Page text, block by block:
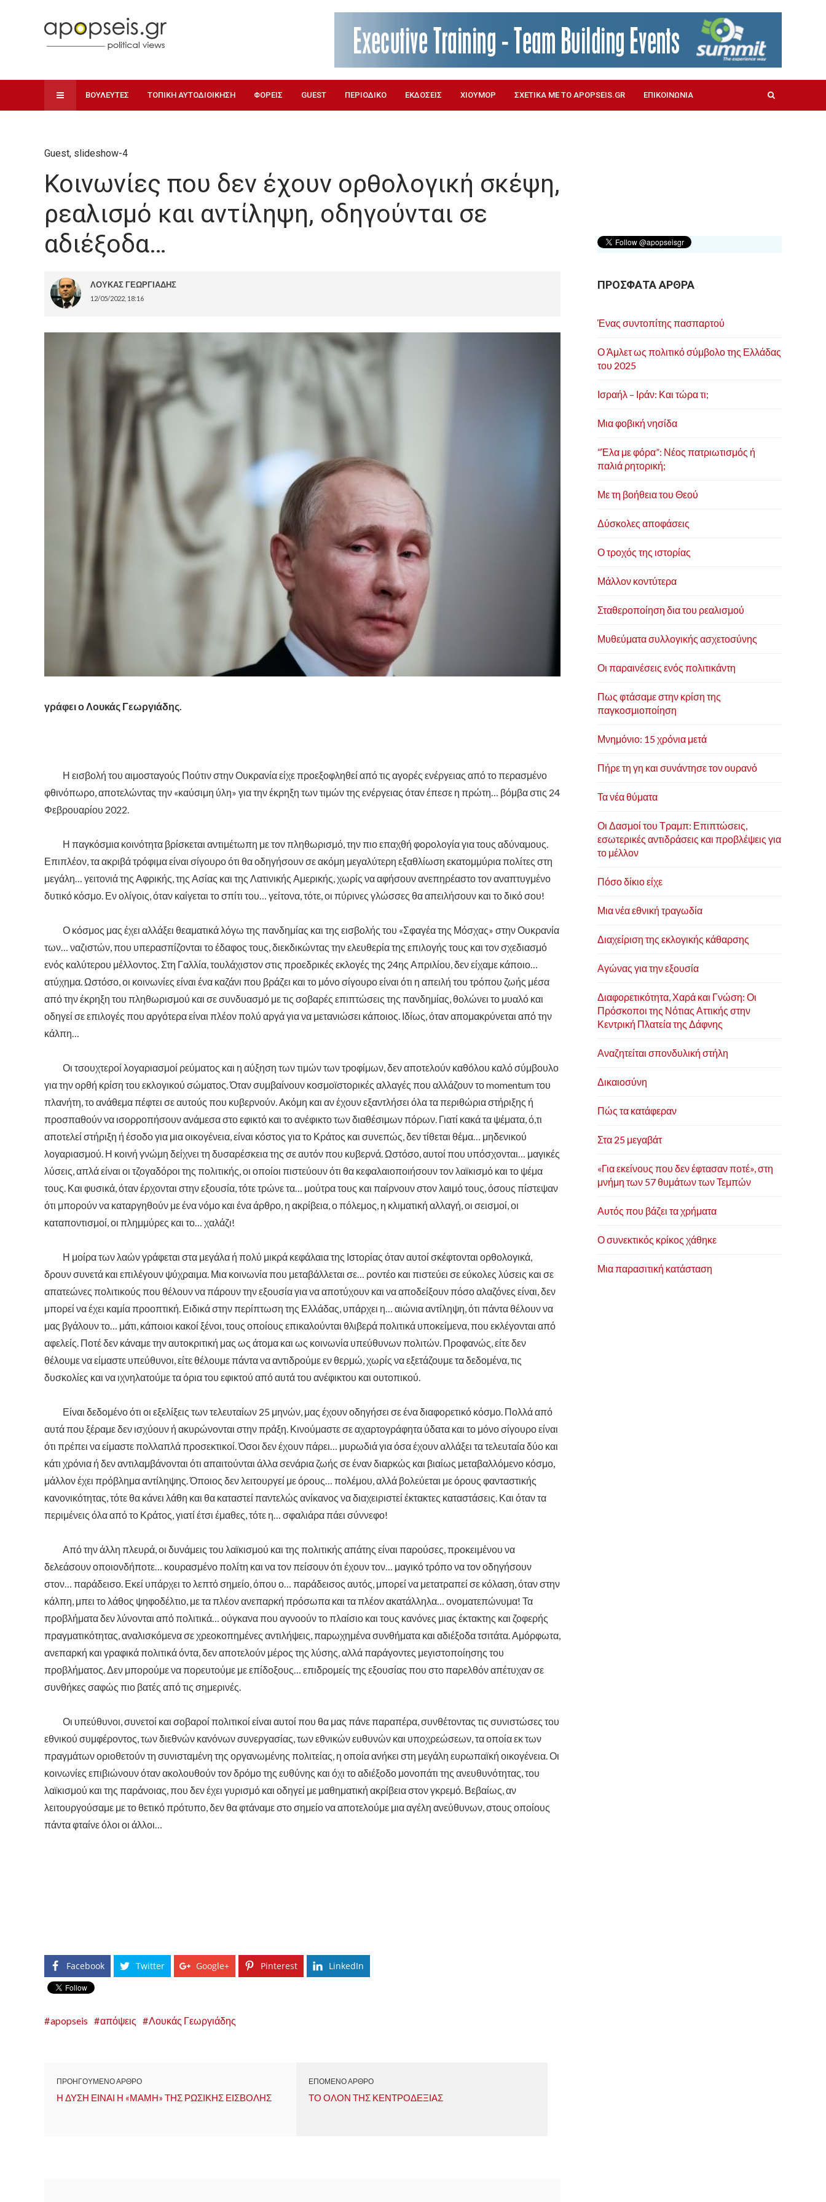
ΒΟΥΛΕΥΤΕΣ ΤΟΠΙΚΗ ΑΥΤΟΔΙΟΙΚΗΣΗ ΦΟΡΕΙΣ GUEST ΠΕΡΙΟΔΙΚΟ ΕΚΔΟΣΕΙΣ ΧΙΟΥΜΟΡ ΣΧΕΤΙΚΑ ΜΕ ΤΟ APOPSEIS.GR ΕΠΙΚΟΙΝΩΝΙΑ
Guest, slideshow-4
Κοινωνίες που δεν έχουν ορθολογική σκέψη,
ρεαλισμό και αντίληψη, οδηγούνται σε
αδιέξοδα…
ΛΟΥΚΑΣ ΓΕΩΡΓΙΑΔΗΣ
12/05/2022, 18:16
γράφει ο Λουκάς Γεωργιάδης.
Η εισβολή του αιμοσταγούς Πούτιν στην Ουκρανία είχε προεξοφληθεί από τις αγορές ενέργειας από το περασμένο
φθινόπωρο, αποτελώντας την «καύσιμη ύλη» για την έκρηξη των τιμών της ενέργειας όταν έπεσε η πρώτη… βόμβα στις 24
Φεβρουαρίου 2022.
Η παγκόσμια κοινότητα βρίσκεται αντιμέτωπη με τον πληθωρισμό, την πιο επαχθή φορολογία για τους αδύναμους.
Επιπλέον, τα ακριβά τρόφιμα είναι σίγουρο ότι θα οδηγήσουν σε ακόμη μεγαλύτερη εξαθλίωση εκατομμύρια πολίτες στη
μεγάλη… γειτονιά της Αφρικής, της Ασίας και της Λατινικής Αμερικής, χωρίς να αφήσουν ανεπηρέαστο τον αναπτυγμένο
δυτικό κόσμο. Εν ολίγοις, όταν καίγεται το σπίτι του… γείτονα, τότε, οι πύρινες γλώσσες θα απειλήσουν και το δικό σου!
Ο κόσμος μας έχει αλλάξει θεαματικά λόγω της πανδημίας και της εισβολής του «Σφαγέα της Μόσχας» στην Ουκρανία
των… ναζιστών, που υπερασπίζονται το έδαφος τους, διεκδικώντας την ελευθερία της επιλογής τους και τον σχεδιασμό
ενός καλύτερου μέλλοντος. Στη Γαλλία, τουλάχιστον στις προεδρικές εκλογές της 24ης Απριλίου, δεν είχαμε κάποιο…
ατύχημα. Ωστόσο, οι κοινωνίες είναι ένα καζάνι που βράζει και το μόνο σίγουρο είναι ότι η απειλή του τρόπου ζωής μέσα
από την έκρηξη του πληθωρισμού και σε συνδυασμό με τις σοβαρές επιπτώσεις της πανδημίας, θολώνει το μυαλό και
οδηγεί σε επιλογές που αργότερα είναι πλέον πολύ αργά για να μετανιώσει κάποιος. Ιδίως, όταν απομακρύνεται από την
κάλπη…
Οι τσουχτεροί λογαριασμοί ρεύματος και η αύξηση των τιμών των τροφίμων, δεν αποτελούν καθόλου καλό σύμβουλο
για την ορθή κρίση του εκλογικού σώματος. Όταν συμβαίνουν κοσμοϊστορικές αλλαγές που αλλάζουν το momentum του
πλανήτη, το ανάθεμα πέφτει σε αυτούς που κυβερνούν. Ακόμη και αν έχουν εξαντλήσει όλα τα περιθώρια στήριξης ή
προσπαθούν να ισορροπήσουν ανάμεσα στο εφικτό και το ανέφικτο των διαθέσιμων πόρων. Γιατί κακά τα ψέματα, ό,τι
αποτελεί στήριξη ή έσοδο για μια οικογένεια, είναι κόστος για το Κράτος και συνεπώς, δεν τίθεται θέμα… μηδενικού
λογαριασμού. Η κοινή γνώμη δείχνει τη δυσαρέσκεια της σε αυτόν που κυβερνά. Ωστόσο, αυτοί που υπόσχονται… μαγικές
λύσεις, απλά είναι οι τζογαδόροι της πολιτικής, οι οποίοι πιστεύουν ότι θα κεφαλαιοποιήσουν τον λαϊκισμό και το ψέμα
τους. Και φυσικά, όταν έρχονται στην εξουσία, τότε τρώνε τα… μούτρα τους και παίρνουν στον λαιμό τους, όσους πίστεψαν
ότι μπορούν να καταργηθούν με ένα νόμο και ένα άρθρο, η ακρίβεια, ο πόλεμος, η κλιματική αλλαγή, οι σεισμοί, οι
καταποντισμοί, οι πλημμύρες και το… χαλάζι!
Η μοίρα των λαών γράφεται στα μεγάλα ή πολύ μικρά κεφάλαια της Ιστορίας όταν αυτοί σκέφτονται ορθολογικά,
δρουν συνετά και επιλέγουν ψύχραιμα. Μια κοινωνία που μεταβάλλεται σε… ροντέο και πιστεύει σε εύκολες λύσεις και σε
απατεώνες πολιτικούς που θέλουν να πάρουν την εξουσία για να αποτύχουν και να αποδείξουν πόσο αλαζόνες είναι, δεν
μπορεί να έχει καμία προοπτική. Ειδικά στην περίπτωση της Ελλάδας, υπάρχει η… αιώνια αντίληψη, ότι πάντα θέλουν να
μας βγάλουν το… μάτι, κάποιοι κακοί ξένοι, τους οποίους επικαλούνται θλιβερά πολιτικά υποκείμενα, που εκλέγονται από
αφελείς. Ποτέ δεν κάναμε την αυτοκριτική μας ως άτομα και ως κοινωνία υπεύθυνων πολιτών. Προφανώς, είτε δεν
θέλουμε να είμαστε υπεύθυνοι, είτε θέλουμε πάντα να αντιδρούμε εν θερμώ, χωρίς να εξετάζουμε τα δεδομένα, τις
δυσκολίες και να ιχνηλατούμε τα όρια του εφικτού από αυτά του ανέφικτου και ουτοπικού.
Είναι δεδομένο ότι οι εξελίξεις των τελευταίων 25 μηνών, μας έχουν οδηγήσει σε ένα διαφορετικό κόσμο. Πολλά από
αυτά που ξέραμε δεν ισχύουν ή ακυρώνονται στην πράξη. Κινούμαστε σε αχαρτογράφητα ύδατα και το μόνο σίγουρο είναι
ότι πρέπει να είμαστε πολλαπλά προσεκτικοί. Όσοι δεν έχουν πάρει… μυρωδιά για όσα έχουν αλλάξει τα τελευταία δύο και
κάτι χρόνια ή δεν αντιλαμβάνονται ότι απαιτούνται άλλα σενάρια ζωής σε έναν διαρκώς και βιαίως μεταβαλλόμενο κόσμο,
μάλλον έχει πρόβλημα αντίληψης. Όποιος δεν λειτουργεί με όρους… πολέμου, αλλά βολεύεται με όρους φανταστικής
κανονικότητας, τότε θα κάνει λάθη και θα καταστεί παντελώς ανίκανος να διαχειριστεί έκτακτες καταστάσεις. Και όταν τα
περιμένεις όλα από το Κράτος, γιατί έτσι έμαθες, τότε η… σφαλιάρα πάει σύννεφο!
Από την άλλη πλευρά, οι δυνάμεις του λαϊκισμού και της πολιτικής απάτης είναι παρούσες, προκειμένου να
δελεάσουν οποιονδήποτε… κουρασμένο πολίτη και να τον πείσουν ότι έχουν τον… μαγικό τρόπο να τον οδηγήσουν
στον… παράδεισο. Εκεί υπάρχει το λεπτό σημείο, όπου ο… παράδεισος αυτός, μπορεί να μετατραπεί σε κόλαση, όταν στην
κάλπη, μπει το λάθος ψηφοδέλτιο, με τα πλέον ανεπαρκή πρόσωπα και τα πλέον ακατάλληλα… ονοματεπώνυμα! Τα
προβλήματα δεν λύνονται από πολιτικά… ούγκανα που αγνοούν το πλαίσιο και τους κανόνες μιας έκτακτης και ζοφερής
πραγματικότητας, αναλισκόμενα σε χρεοκοπημένες αντιλήψεις, παρωχημένα συνθήματα και αδιέξοδα τσιτάτα. Αμόρφωτα,
ανεπαρκή και γραφικά πολιτικά όντα, δεν αποτελούν μέρος της λύσης, αλλά παράγοντες μεγιστοποίησης του
προβλήματος. Δεν μπορούμε να πορευτούμε με επίδοξους… επιδρομείς της εξουσίας που στο παρελθόν απέτυχαν σε
συνθήκες σαφώς πιο βατές από τις σημερινές.
Οι υπεύθυνοι, συνετοί και σοβαροί πολιτικοί είναι αυτοί που θα μας πάνε παραπέρα, συνθέτοντας τις συνιστώσες του
εθνικού συμφέροντος, των διεθνών κανόνων συνεργασίας, των εθνικών ευθυνών και υποχρεώσεων, τα οποία εκ των
πραγμάτων οριοθετούν τη συνισταμένη της οργανωμένης πολιτείας, η οποία ανήκει στη μεγάλη ευρωπαϊκή οικογένεια. Οι
κοινωνίες επιβιώνουν όταν ακολουθούν τον δρόμο της ευθύνης και όχι το αδιέξοδο μονοπάτι της ανευθυνότητας, του
λαϊκισμού και της παράνοιας, που δεν έχει γυρισμό και οδηγεί με μαθηματική ακρίβεια στον γκρεμό. Βεβαίως, αν
λειτουργούσαμε με το θετικό πρότυπο, δεν θα φτάναμε στο σημείο να αποτελούμε μια αγέλη ανεύθυνων, στους οποίους
πάντα φταίνε όλοι οι άλλοι…
Facebook Twitter Google+ Pinterest LinkedIn
apopseis απόψεις Λουκάς Γεωργιάδης
ΠΡΟΗΓΟΥΜΕΝΟ ΑΡΘΡΟ
Η ΔΥΣΗ ΕΙΝΑΙ Η «ΜΑΜΗ» ΤΗΣ ΡΩΣΙΚΗΣ ΕΙΣΒΟΛΗΣ
ΕΠΟΜΕΝΟ ΑΡΘΡΟ
ΤΟ ΟΛΟΝ ΤΗΣ ΚΕΝΤΡΟΔΕΞΙΑΣ
ΠΡΟΣΦΑΤΑ ΑΡΘΡΑ
Ένας συντοπίτης πασπαρτού
Ο Άμλετ ως πολιτικό σύμβολο της Ελλάδας
του 2025
Ισραήλ – Ιράν: Και τώρα τι;
Μια φοβική νησίδα
“Έλα με φόρα”: Νέος πατριωτισμός ή
παλιά ρητορική;
Με τη βοήθεια του Θεού
Δύσκολες αποφάσεις
Ο τροχός της ιστορίας
Μάλλον κοντύτερα
Σταθεροποίηση δια του ρεαλισμού
Μυθεύματα συλλογικής ασχετοσύνης
Οι παραινέσεις ενός πολιτικάντη
Πως φτάσαμε στην κρίση της
παγκοσμιοποίηση
Μνημόνιο: 15 χρόνια μετά
Πήρε τη γη και συνάντησε τον ουρανό
Τα νέα θύματα
Οι Δασμοί του Τραμπ: Επιπτώσεις,
εσωτερικές αντιδράσεις και προβλέψεις για
το μέλλον
Πόσο δίκιο είχε
Μια νέα εθνική τραγωδία
Διαχείριση της εκλογικής κάθαρσης
Αγώνας για την εξουσία
Διαφορετικότητα, Χαρά και Γνώση: Οι
Πρόσκοποι της Νότιας Αττικής στην
Κεντρική Πλατεία της Δάφνης
Αναζητείται σπονδυλική στήλη
Δικαιοσύνη
Πώς τα κατάφεραν
Στα 25 μεγαβάτ
«Για εκείνους που δεν έφτασαν ποτέ», στη
μνήμη των 57 θυμάτων των Τεμπών
Αυτός που βάζει τα χρήματα
Ο συνεκτικός κρίκος χάθηκε
Μια παρασιτική κατάσταση